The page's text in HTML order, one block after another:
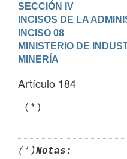
SECCIÓN IV
INCISOS DE LA
INCISO 08
MINISTERIO DE
MINERÍA
Artículo 184
(*)
(*)Notas: